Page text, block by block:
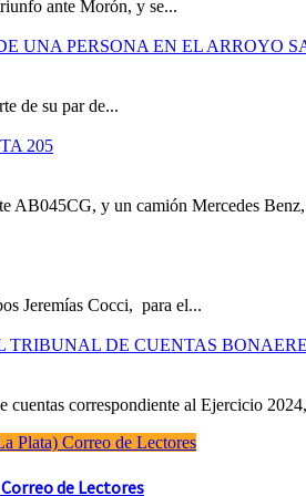
ante Morón, y se...
UNA PERSONA EN EL ARROYO
de su par de...
205
AB045CG, y un camión Mercedes
Jeremías Cocci, para el...
TRIBUNAL DE CUENTAS
correspondiente al Ejercicio
Correo de Lectores